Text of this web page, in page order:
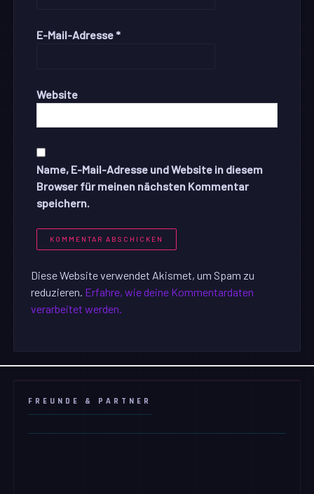
E-Mail-Adresse *
Website
Name, E-Mail-Adresse und Website in diesem
Browser für meinen nächsten Kommentar
speichern.
Diese Website verwendet Akismet, um Spam zu
reduzieren. Erfahre, wie deine Kommentardaten
verarbeitet werden.
FREUNDE & PARTNER